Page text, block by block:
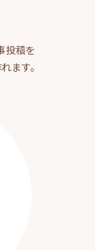
投稿を
ます。